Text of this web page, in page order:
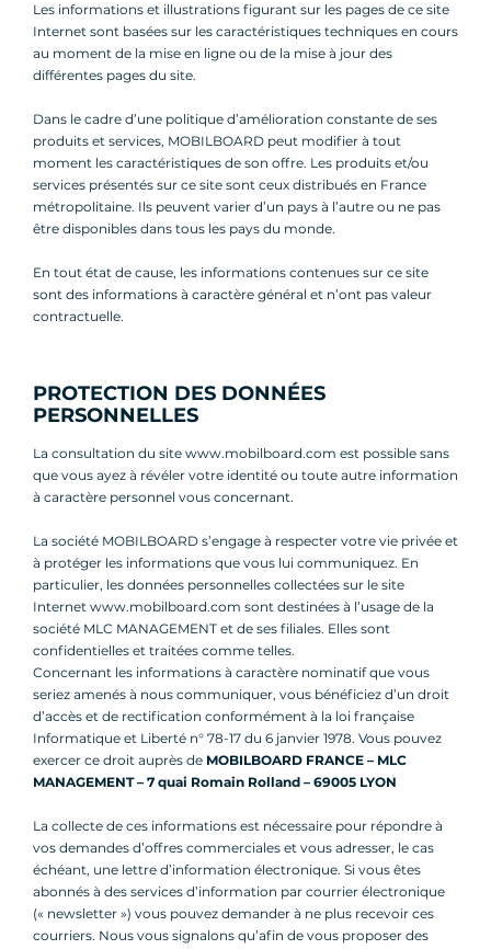
Les informations et illustrations figurant sur les pages de ce site
Internet sont basées sur les caractéristiques techniques en cours
au moment de la mise en ligne ou de la mise à jour des
différentes pages du site.
Dans le cadre d’une politique d’amélioration constante de ses
produits et services, MOBILBOARD peut modifier à tout
moment les caractéristiques de son offre. Les produits et/ou
services présentés sur ce site sont ceux distribués en France
métropolitaine. Ils peuvent varier d’un pays à l’autre ou ne pas
être disponibles dans tous les pays du monde.
En tout état de cause, les informations contenues sur ce site
sont des informations à caractère général et n’ont pas valeur
contractuelle.
PROTECTION DES DONNÉES
PERSONNELLES
La consultation du site www.mobilboard.com est possible sans
que vous ayez à révéler votre identité ou toute autre information
à caractère personnel vous concernant.
La société MOBILBOARD s’engage à respecter votre vie privée et
à protéger les informations que vous lui communiquez. En
particulier, les données personnelles collectées sur le site
Internet www.mobilboard.com sont destinées à l’usage de la
société MLC MANAGEMENT et de ses filiales. Elles sont
confidentielles et traitées comme telles.
Concernant les informations à caractère nominatif que vous
seriez amenés à nous communiquer, vous bénéficiez d’un droit
d’accès et de rectification conformément à la loi française
Informatique et Liberté n° 78-17 du 6 janvier 1978. Vous pouvez
exercer ce droit auprès de MOBILBOARD FRANCE – MLC
MANAGEMENT – 7 quai Romain Rolland – 69005 LYON
La collecte de ces informations est nécessaire pour répondre à
vos demandes d’offres commerciales et vous adresser, le cas
échéant, une lettre d’information électronique. Si vous êtes
abonnés à des services d’information par courrier électronique
(« newsletter ») vous pouvez demander à ne plus recevoir ces
courriers. Nous vous signalons qu’afin de vous proposer des